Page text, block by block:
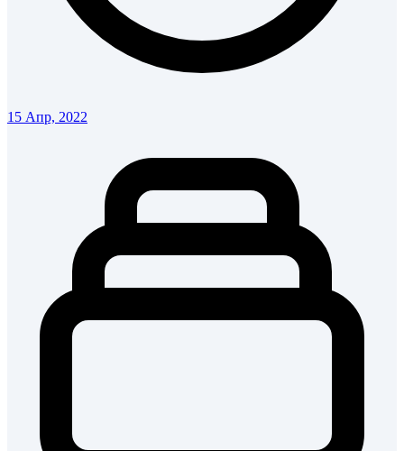
15 Апр, 2022